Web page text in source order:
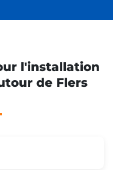
l'installation
de Flers